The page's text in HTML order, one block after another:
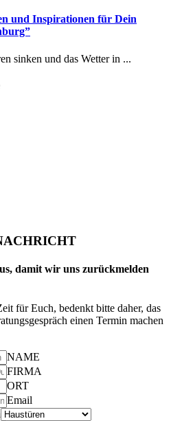
und Inspirationen für Dein
sinken und das Wetter in ...
damit wir uns zurückmelden
für Euch, bedenkt bitte daher, das
einen Termin machen
NAME
FIRMA
ORT
Email